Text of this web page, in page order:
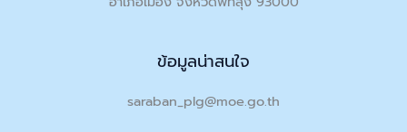
ข้อมูลน่าสนใจ
saraban_plg@moe.go.th